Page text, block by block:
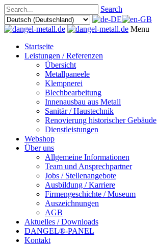
Search
Menu
Startseite
Leistungen / Referenzen
Übersicht
Metallpaneele
Klempnerei
Blechbearbeitung
Innenausbau aus Metall
Sanitär / Haustechnik
Renovierung historischer Gebäude
Dienstleistungen
Webshop
Über uns
Allgemeine Informationen
Team und Ansprechpartner
Jobs / Stellenangebote
Ausbildung / Karriere
Firmengeschichte / Museum
Auszeichnungen
AGB
Aktuelles / Downloads
DANGEL®-PANEL
Kontakt